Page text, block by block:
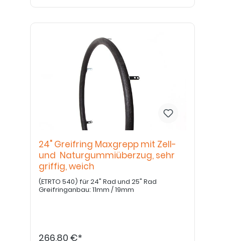
24" Greifring Maxgrepp mit Zell-
und Naturgummiüberzug, sehr
griffig, weich
(ETRTO 540) für 24" Rad und 25" Rad
Greifringanbau: 11mm / 19mm
266,80 €*